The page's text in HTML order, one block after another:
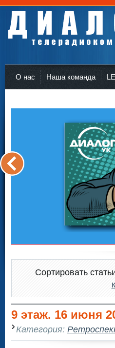
О нас Наша команда
Сортировать
9 этаж. 16 июня
Категория: